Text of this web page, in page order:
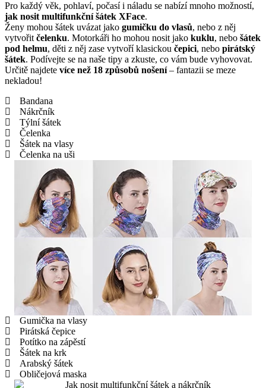
Pro každý věk, pohlaví, počasí i náladu se nabízí mnoho možností,
jak nosit multifunkční šátek XFace.
Ženy mohou šátek uvázat jako gumičku do vlasů, nebo z něj
vytvořit čelenku. Motorkáři ho mohou nosit jako kuklu, nebo šátek
pod helmu, děti z něj zase vytvoří klasickou čepici, nebo pirátský
šátek. Podívejte se na naše tipy a zkuste, co vám bude vyhovovat.
Určitě najdete více než 18 způsobů nošení– fantazii se meze
nekladou!
Bandana
Nákrčník
Týlní šátek
Čelenka
Šátek na vlasy
Čelenka na uši
Gumička na vlasy
Pirátská čepice
Potítko na zápěstí
Šátek na krk
Arabský šátek
Obličejová maska